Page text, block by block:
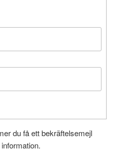
du få ett bekräftelsemejl